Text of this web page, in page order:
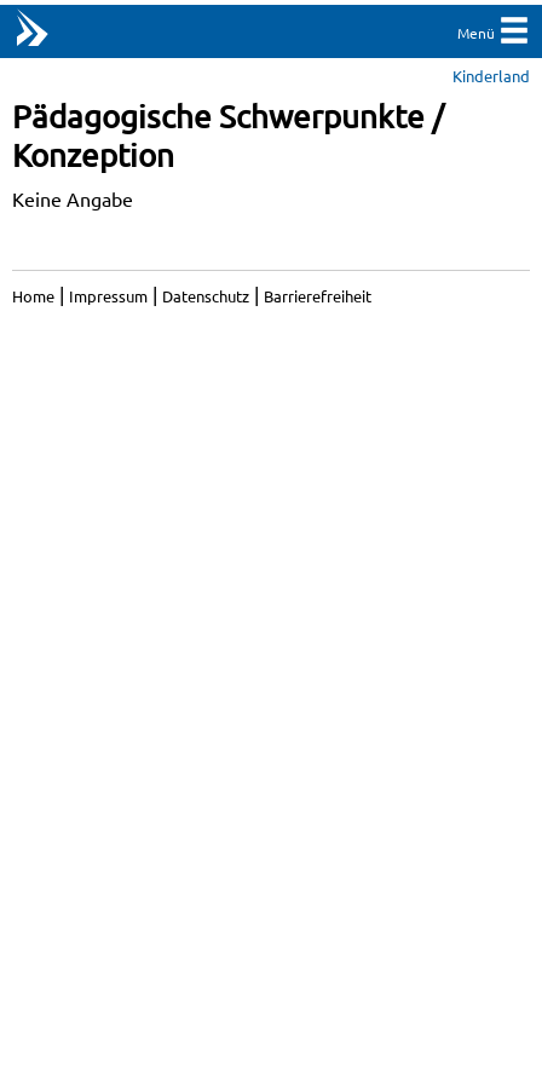
Menü
Kinderland
Pädagogische Schwerpunkte /
Konzeption
Keine Angabe
Home | Impressum | Datenschutz | Barrierefreiheit